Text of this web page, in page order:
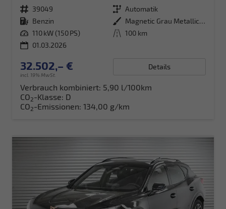
Fahrzeugnr. 39049 Getriebe Automatik
Kraftstoff Benzin Außenfarbe
Magnetic Grau Metallic (S7)
Leistung 110 kW (150 PS) Kilometerstand 100 km
01.03.2026
32.502,– €
incl. 19% MwSt.
Details
Verbrauch kombiniert: 5,90 l/100km
CO2-Klasse: D
CO2-Emissionen: 134,00 g/km